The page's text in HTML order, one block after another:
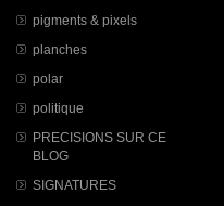
pigments & pixels
planches
polar
politique
PRECISIONS SUR CE
BLOG
SIGNATURES